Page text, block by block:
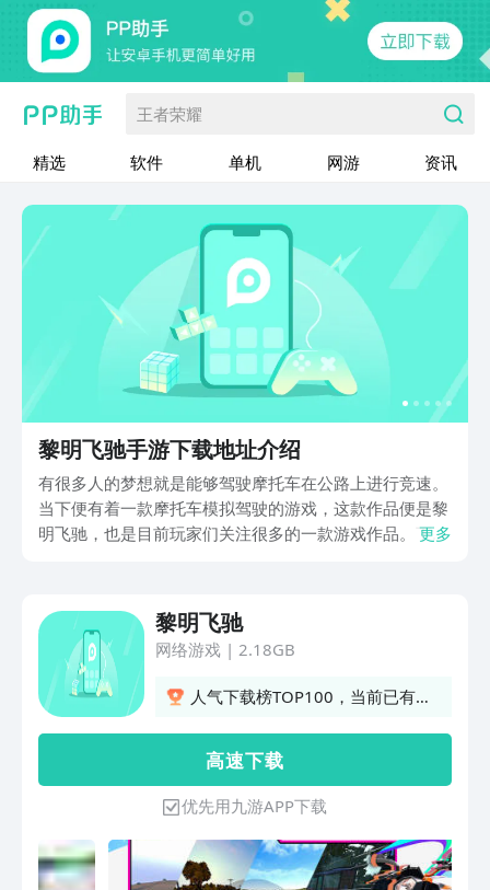
王者荣耀
精选 软件 单机 网游 资讯
黎明飞驰手游下载地址介绍
有很多人的梦想就是能够驾驶摩托车在公路上进行竞速。
当下便有着一款摩托车模拟驾驶的游戏，这款作品便是黎
明飞驰，也是目前玩家们关注很多的一款游戏作品。下面
更多
黎明飞驰
网络游戏| 2.18GB
人气下载榜TOP100，当前已有
高 速 下 载
优先用九游APP下载